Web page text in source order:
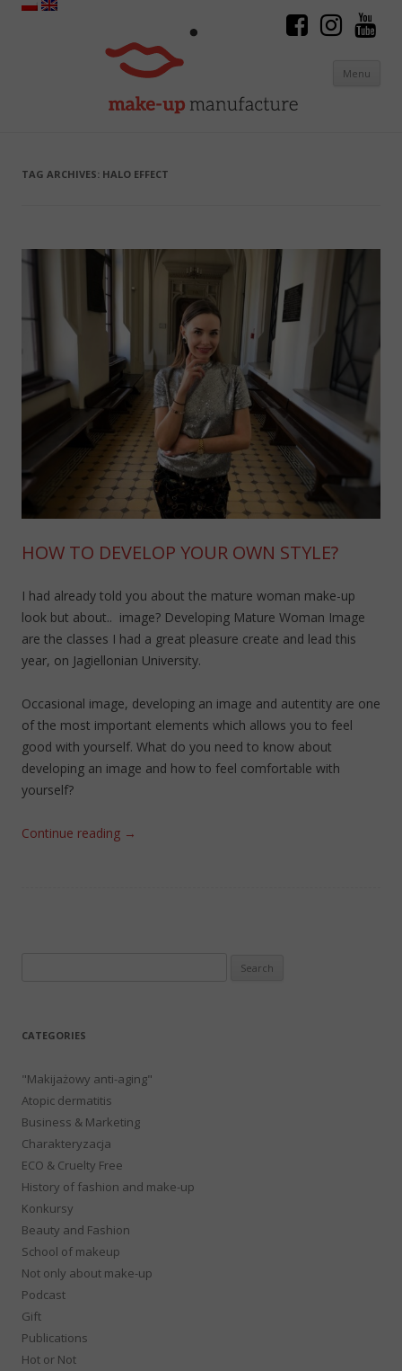
Menu
TAG ARCHIVES: HALO EFFECT
HOW TO DEVELOP YOUR OWN STYLE?
I had already told you about the mature woman make-up
look but about.. image? Developing Mature Woman Image
are the classes I had a great pleasure create and lead this
year, on Jagiellonian University.
Occasional image, developing an image and autentity are one
of the most important elements which allows you to feel
good with yourself. What do you need to know about
developing an image and how to feel comfortable with
yourself?
Continue reading →
CATEGORIES
"Makijażowy anti-aging"
Atopic dermatitis
Business & Marketing
Charakteryzacja
ECO & Cruelty Free
History of fashion and make-up
Konkursy
Beauty and Fashion
School of makeup
Not only about make-up
Podcast
Gift
Publications
Hot or Not